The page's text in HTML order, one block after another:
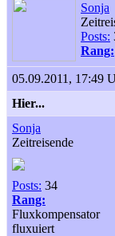
Sonja
Posts:
Rang:
05.09.2011, 17:49
Hier...
Sonja
Zeitreisende
Posts: 34
Rang:
Fluxkompensator
fluxuiert